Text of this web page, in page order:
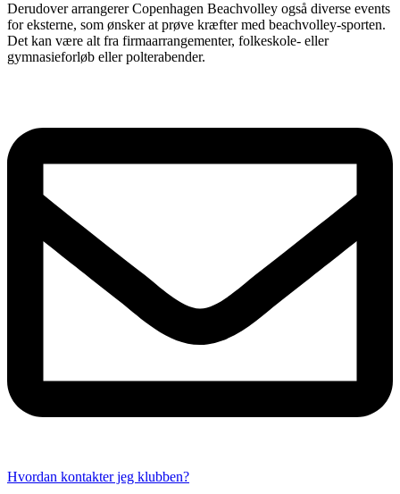
Derudover arrangerer Copenhagen Beachvolley også diverse events
for eksterne, som ønsker at prøve kræfter med beachvolley-sporten.
Det kan være alt fra firmaarrangementer, folkeskole- eller
gymnasieforløb eller polterabender.
Hvordan kontakter jeg klubben?